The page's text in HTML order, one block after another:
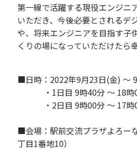
第一線で活躍する現役エンジニ
いただき、今後必要とされるデ
や、将来エンジニアを目指す子
くりの場になっていただけたら
■日時：2022年9月23日(金) ～
・1日目 9時40分 ～ 18時
・2日目 9時00分 ～ 17時
■会場：駅前交流プラザよろー
丁目1番地10）